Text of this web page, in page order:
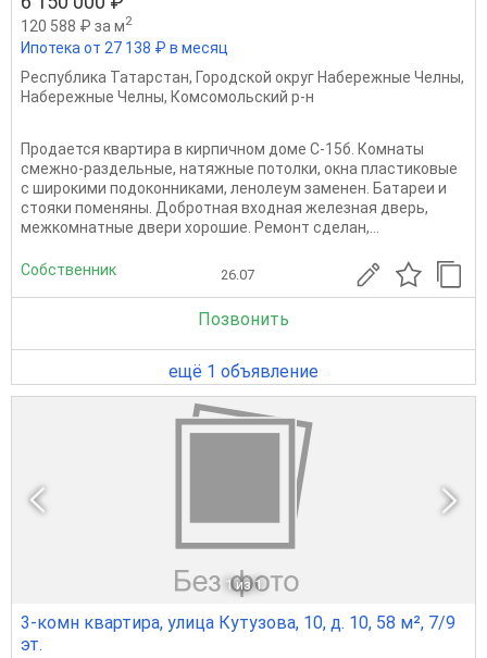
120 588 ₽ за м2
Ипотека от 27 138 ₽ в месяц
Республика Татарстан, Городской округ Набережные Челны,
Набережные Челны, Комсомольский р-н
Продается квартира в кирпичном доме С-15б. Комнаты
смежно-раздельные, натяжные потолки, окна пластиковые
с широкими подоконниками, ленолеум заменен. Батареи и
стояки поменяны. Добротная входная железная дверь,
межкомнатные двери хорошие. Ремонт сделан,...
Собственник 26.07
Позвонить
ещё 1 объявление
1 из 1
3-комн квартира, улица Кутузова, 10, д. 10, 58 м², 7/9
эт.